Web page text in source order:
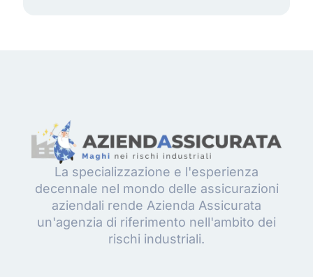
La specializzazione e l'esperienza
decennale nel mondo delle assicurazioni
aziendali rende Azienda Assicurata
un'agenzia di riferimento nell'ambito dei
rischi industriali.